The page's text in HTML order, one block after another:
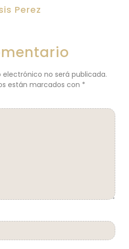
Genisis Perez
están marcados con*